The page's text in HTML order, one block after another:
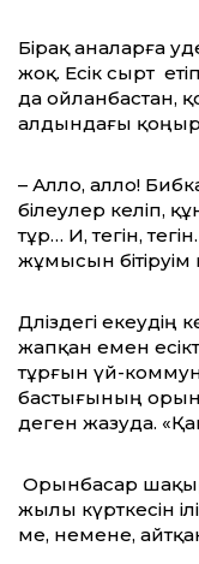
Бірақ аналарға
жоқ. Есік сырт
да ойланбастан,
алдындағы
– Алло, алло!
білеулер келіп,
тұр… Иә, тегін,
жұмысын бітіруім
Дәліздегі
жапқан емен
тұрғын үй-
бастығының
деген жазуда.
Орынбасар
жылы күрткесін
ме, немене,